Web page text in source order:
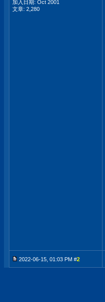
加入日期: Oct 2001
文章: 2,280
2022-06-15, 01:03 PM #2